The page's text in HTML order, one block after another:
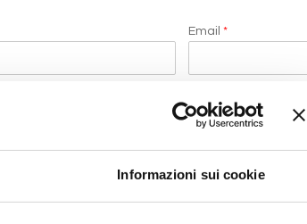
Informazioni sui cookie
Email *